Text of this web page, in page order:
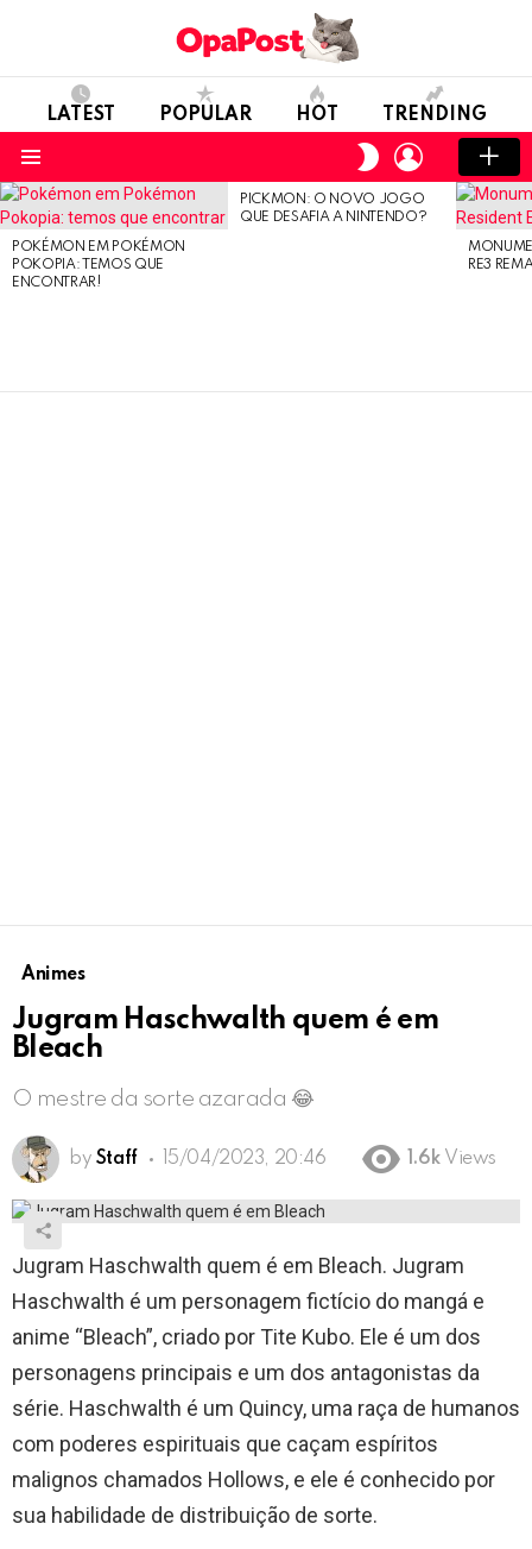
LATEST POPULAR HOT TRENDING
SWITCH
SKIN
LOGIN
LATEST
STORIES
POKÉMON EM POKÉMON
POKOPIA: TEMOS QUE
ENCONTRAR!
PICKMON: O NOVO JOGO
QUE DESAFIA A NINTENDO?
RE3
Animes
Jugram Haschwalth quem é em
Bleach
O mestre da sorte azarada 😂
by Staff 15/04/2023, 20:46 1.6k Views
Jugram Haschwalth quem é em Bleach. Jugram
Haschwalth é um personagem fictício do mangá e
anime “Bleach”, criado por Tite Kubo. Ele é um dos
personagens principais e um dos antagonistas da
série. Haschwalth é um Quincy, uma raça de humanos
com poderes espirituais que caçam espíritos
malignos chamados Hollows, e ele é conhecido por
sua habilidade de distribuição de sorte.